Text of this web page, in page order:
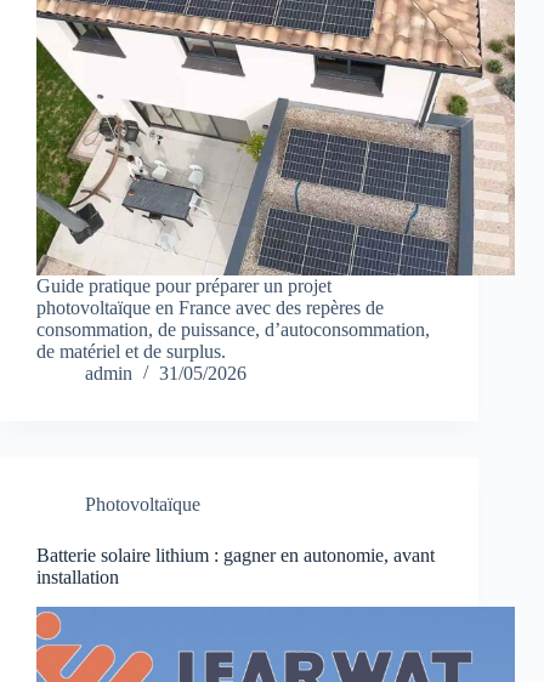
Guide pratique pour préparer un projet
photovoltaïque en France avec des repères de
consommation, de puissance, d’autoconsommation,
de matériel et de surplus.
admin
31/05/2026
Photovoltaïque
Batterie solaire lithium : gagner en autonomie, avant
installation